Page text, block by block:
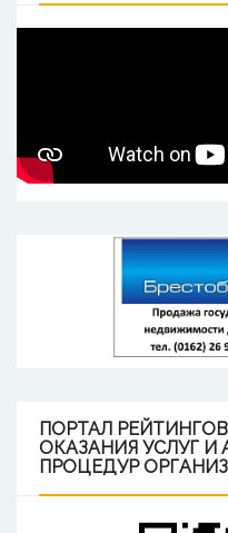
ПОРТАЛ
ОКАЗАНИЯ УСЛУГ
ПРОЦЕДУР